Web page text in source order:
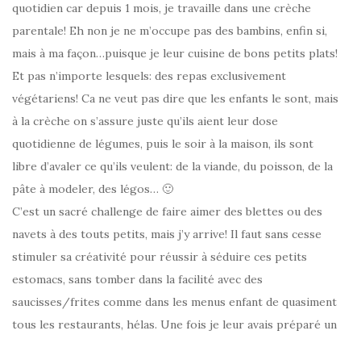
quotidien car depuis 1 mois, je travaille dans une crèche
parentale! Eh non je ne m’occupe pas des bambins, enfin si,
mais à ma façon…puisque je leur cuisine de bons petits plats!
Et pas n’importe lesquels: des repas exclusivement
végétariens! Ca ne veut pas dire que les enfants le sont, mais
à la crèche on s’assure juste qu’ils aient leur dose
quotidienne de légumes, puis le soir à la maison, ils sont
libre d’avaler ce qu’ils veulent: de la viande, du poisson, de la
pâte à modeler, des légos… 🙂
C’est un sacré challenge de faire aimer des blettes ou des
navets à des touts petits, mais j’y arrive! Il faut sans cesse
stimuler sa créativité pour réussir à séduire ces petits
estomacs, sans tomber dans la facilité avec des
saucisses/frites comme dans les menus enfant de quasiment
tous les restaurants, hélas. Une fois je leur avais préparé un